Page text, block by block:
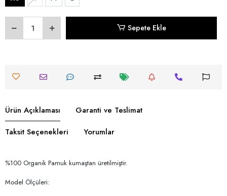
Sepete Ekle
Ürün Açıklaması
Garanti ve Teslimat
Taksit Seçenekleri
Yorumlar
%100 Organik Pamuk kumaştan üretilmiştir.
Model Ölçüleri: